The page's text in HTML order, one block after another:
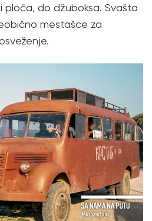
ploča, do džuboksa. Svašta
mestašce za